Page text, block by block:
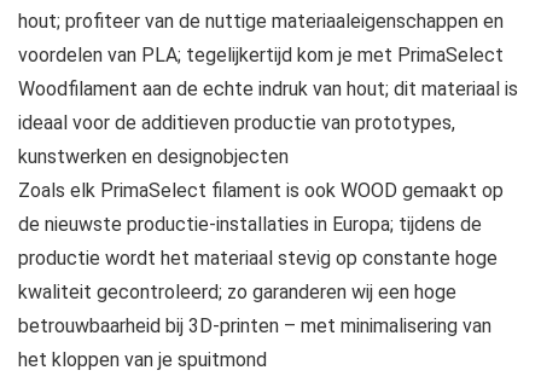
hout; profiteer van de nuttige materiaaleigenschappen en
voordelen van PLA; tegelijkertijd kom je met PrimaSelect
Woodfilament aan de echte indruk van hout; dit materiaal is
ideaal voor de additieven productie van prototypes,
kunstwerken en designobjecten
Zoals elk PrimaSelect filament is ook WOOD gemaakt op
de nieuwste productie-installaties in Europa; tijdens de
productie wordt het materiaal stevig op constante hoge
kwaliteit gecontroleerd; zo garanderen wij een hoge
betrouwbaarheid bij 3D-printen – met minimalisering van
het kloppen van je spuitmond